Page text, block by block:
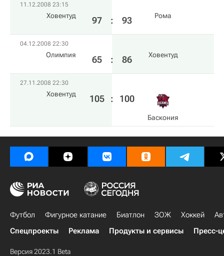
11.12.2008 23:15
Ховентуд 97 : 93 Рома
04.12.2008 22:30
Олимпия 65 : 86 Ховентуд
27.11.2008 22:30
Ховентуд 105 : 100
Баскония
Футбол Фигурное катание Биатлон ЗОЖ Хоккей
Спецпроекты
Реклама Продукты и сервисы Пресс-
Версия 2023.1 Beta